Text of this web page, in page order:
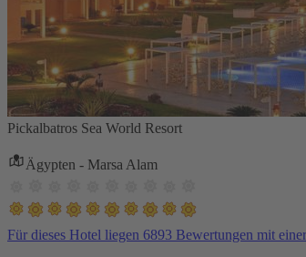
Pickalbatros Sea World Resort
Ägypten - Marsa Alam
Für dieses Hotel liegen 6893 Bewertungen mit